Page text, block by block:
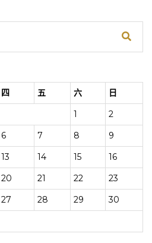
四 五 六
日
1
2
6 7 8
9
13 14 15
16
20 21 22
23
27 28 29
30